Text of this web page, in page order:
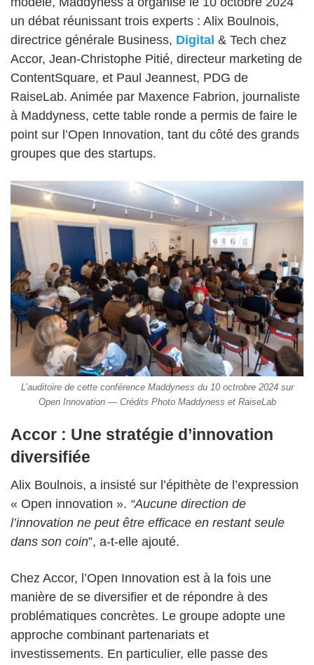
un débat réunissant trois experts : Alix Boulnois,
directrice générale Business, Digital & Tech chez
Accor, Jean-Christophe Pitié, directeur marketing de
ContentSquare, et Paul Jeannest, PDG de
RaiseLab. Animée par Maxence Fabrion, journaliste
à Maddyness, cette table ronde a permis de faire le
point sur l’Open Innovation, tant du côté des grands
groupes que des startups.
L’auditoire de cette conférence Maddyness du 10 octrobre 2024 sur
Open Innovation — Crédits Photo Maddyness et RaiseLab
Accor : Une stratégie d’innovation
diversifiée
Alix Boulnois, a insisté sur l’épithète de l’expression
« Open innovation ». “Aucune direction de
l’innovation ne peut être efficace en restant seule
dans son coin”, a-t-elle ajouté.
Chez Accor, l’Open Innovation est à la fois une
manière de se diversifier et de répondre à des
problématiques concrètes. Le groupe adopte une
approche combinant partenariats et
investissements. En particulier, elle passe des